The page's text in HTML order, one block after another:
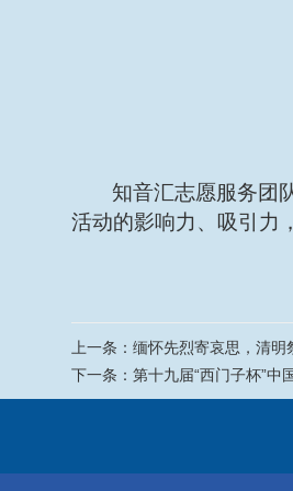
知音汇志愿服务团
活动的影响力、吸引力
上一条： 缅怀先烈寄哀思，清明
下一条： 第十九届“西门子杯”中